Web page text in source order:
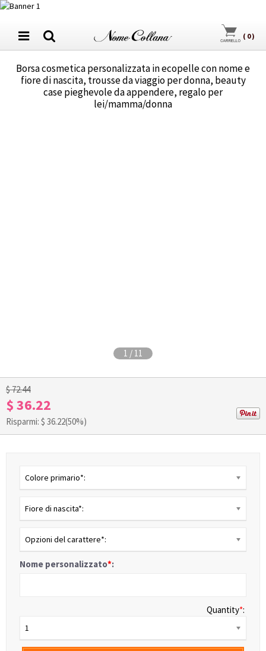
( 0)
Borsa cosmetica personalizzata in ecopelle con nome e
fiore di nascita, trousse da viaggio per donna, beauty
case pieghevole da appendere, regalo per
lei/mamma/donna
1 / 11
$ 72.44
$ 36.22
Risparmi: $ 36.22(50%)
Colore primario*:
Fiore di nascita*:
Opzioni del carattere*:
Nome personalizzato*:
Quantity*:
1